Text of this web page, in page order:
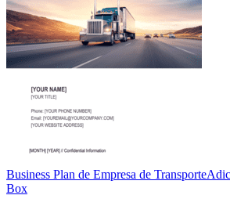
Business Plan de Empresa de Transporte
Box